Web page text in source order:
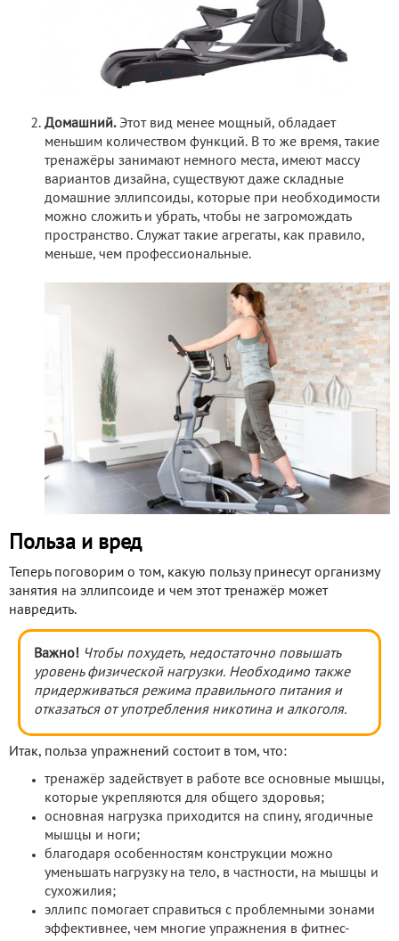
Домашний.Этот вид менее мощный, обладает
меньшим количеством функций. В то же время, такие
тренажёры занимают немного места, имеют массу
вариантов дизайна, существуют даже складные
домашние эллипсоиды, которые при необходимости
можно сложить и убрать, чтобы не загромождать
пространство. Служат такие агрегаты, как правило,
меньше, чем профессиональные.
Польза и вред
Теперь поговорим о том, какую пользу принесут организму
занятия на эллипсоиде и чем этот тренажёр может
навредить.
Важно! Чтобы похудеть, недостаточно повышать
уровень физической нагрузки. Необходимо также
придерживаться режима правильного питания и
отказаться от употребления никотина и алкоголя.
Итак, польза упражнений состоит в том, что:
тренажёр задействует в работе все основные мышцы,
которые укрепляются для общего здоровья;
основная нагрузка приходится на спину, ягодичные
мышцы и ноги;
благодаря особенностям конструкции можно
уменьшать нагрузку на тело, в частности, на мышцы и
сухожилия;
эллипс помогает справиться с проблемными зонами
эффективнее, чем многие упражнения в фитнес-